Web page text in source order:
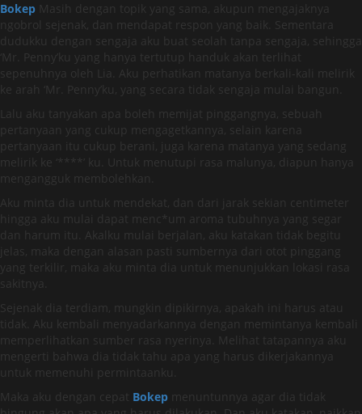
Bokep Masih dengan topik yang sama, akupun mengajaknya
ngobrol sejenak, dan mendapat respon yang baik. Sementara
dudukku dengan sengaja aku buat seolah tanpa sengaja, sehingga
‘Mr. Penny’ku yang hanya tertutup handuk akan terlihat
sepenuhnya oleh Lia. Aku perhatikan matanya berkali-kali melirik
ke arah ‘Mr. Penny’ku, yang secara tidak sengaja mulai bangun.
Lalu aku tanyakan apa boleh memijat pinggangnya, sebuah
pertanyaan yang cukup mengagetkannya, selain karena
pertanyaan itu cukup berani, juga karena matanya yang sedang
melirik ke ‘****’ ku. Untuk menutupi rasa malunya, diapun hanya
mengangguk membolehkan.
Aku minta dia untuk mendekat, dan dari jarak sekian centimeter
hingga aku mulai dapat menc*um aroma tubuhnya yang segar
dan harum itu. Akalku mulai berjalan, aku katakan tidak begitu
jelas, maka dengan alasan pasti sumbernya dari otot pinggang
yang terkilir, maka aku minta dia untuk menunjukkan lokasi rasa
sakitnya.
Sejenak dia terdiam, mungkin dipikirnya, apakah ini harus atau
tidak. Aku kembali menyadarkannya dengan memintanya kembali
memperlihatkan sumber rasa nyerinya. Melihat tatapannya aku
mengerti bahwa dia tidak tahu apa yang harus dikerjakannya
untuk memenuhi permintaanku.
Maka aku dengan cepat Bokep menuntunnya agar dia tidak